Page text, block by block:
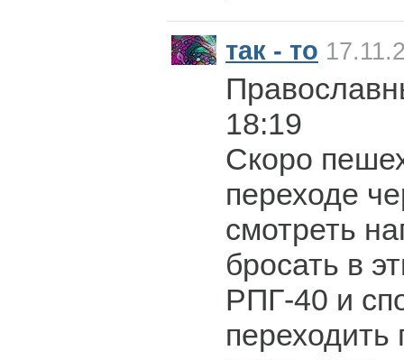
так - то
18:19
Скоро
переходе
смотреть
бросать в
РПГ-40 и